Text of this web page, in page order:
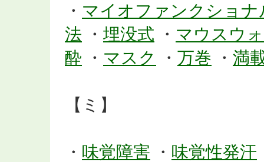
・ マイオファンクショ
法 ・ 埋没式 ・ マウスウ
酔 ・ マスク ・ 万巻 ・ 満
【ミ】
・ 味覚障害 ・ 味覚性発汗